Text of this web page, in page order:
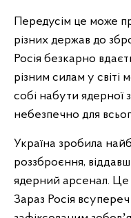
Передусім це може
різних держав до
Росія безкарно
різним силам у світі
собі набути ядерної
небезпечно для
Україна зробила
роззброєння,
ядерний арсенал. Це
Зараз Росія